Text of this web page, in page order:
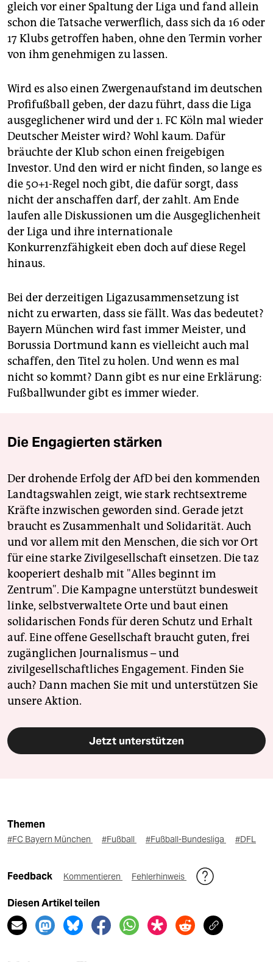
gleich vor einer Spaltung der Liga und fand allein
schon die Tatsache verwerflich, dass sich da 16 oder
17 Klubs getroffen haben, ohne den Termin vorher
von ihm genehmigen zu lassen.
Wird es also einen Zwergenaufstand im deutschen
Profifußball geben, der dazu führt, dass die Liga
ausgeglichener wird und der 1. FC Köln mal wieder
Deutscher Meister wird? Wohl kaum. Dafür
bräuchte der Klub schon einen freigebigen
Investor. Und den wird er nicht finden, so lange es
die 50+1-Regel noch gibt, die dafür sorgt, dass
nicht der anschaffen darf, der zahlt. Am Ende
laufen alle Diskussionen um die Ausgeglichenheit
der Liga und ihre internationale
Konkurrenzfähigkeit eben doch auf diese Regel
hinaus.
Bei der derzeitigen Ligazusammensetzung ist
nicht zu erwarten, dass sie fällt. Was das bedeutet?
Bayern München wird fast immer Meister, und
Borussia Dortmund kann es vielleicht auch mal
schaffen, den Titel zu holen. Und wenn es mal
nicht so kommt? Dann gibt es nur eine Erklärung:
Fußballwunder gibt es immer wieder.
Die Engagierten stärken
Der drohende Erfolg der AfD bei den kommenden
Landtagswahlen zeigt, wie stark rechtsextreme
Kräfte inzwischen geworden sind. Gerade jetzt
braucht es Zusammenhalt und Solidarität. Auch
und vor allem mit den Menschen, die sich vor Ort
für eine starke Zivilgesellschaft einsetzen. Die taz
kooperiert deshalb mit "Alles beginnt im
Zentrum". Die Kampagne unterstützt bundesweit
linke, selbstverwaltete Orte und baut einen
solidarischen Fonds für deren Schutz und Erhalt
auf. Eine offene Gesellschaft braucht guten, frei
zugänglichen Journalismus – und
zivilgesellschaftliches Engagement. Finden Sie
auch? Dann machen Sie mit und unterstützen Sie
unsere Aktion.
Jetzt unterstützen
Themen
#FC Bayern München #Fußball #Fußball-Bundesliga #DFL
Feedback Kommentieren Fehlerhinweis
Diesen Artikel teilen